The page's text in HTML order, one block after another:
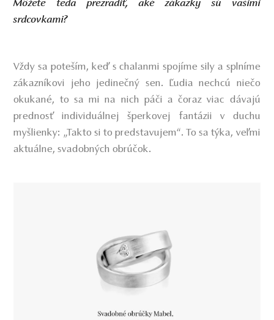
Môžete teda prezradiť, aké zákazky sú vašimi
srdcovkami?
Vždy sa poteším, keď s chalanmi spojíme sily a splníme
zákazníkovi jeho jedinečný sen. Ľudia nechcú niečo
okukané, to sa mi na nich páči a čoraz viac dávajú
prednosť individuálnej šperkovej fantázii v duchu
myšlienky: „Takto si to predstavujem“. To sa týka, veľmi
aktuálne, svadobných obrúčok.